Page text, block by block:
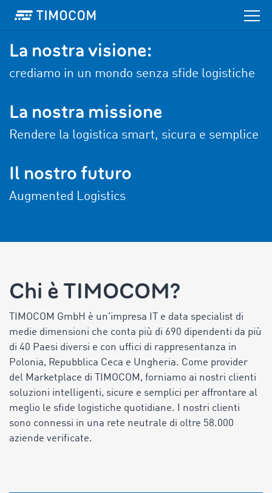
La nostra visione:
crediamo in un mondo senza sfide logistiche
La nostra missione
Rendere la logistica smart, sicura e semplice
Il nostro futuro
Augmented Logistics
Chi è TIMOCOM?
TIMOCOM GmbH è un'impresa IT e data specialist di
medie dimensioni che conta più di 690 dipendenti da più
di 40 Paesi diversi e con uffici di rappresentanza in
Polonia, Repubblica Ceca e Ungheria. Come provider
del Marketplace di TIMOCOM, forniamo ai nostri clienti
soluzioni intelligenti, sicure e semplici per affrontare al
meglio le sfide logistiche quotidiane. I nostri clienti
sono connessi in una rete neutrale di oltre 58.000
aziende verificate.